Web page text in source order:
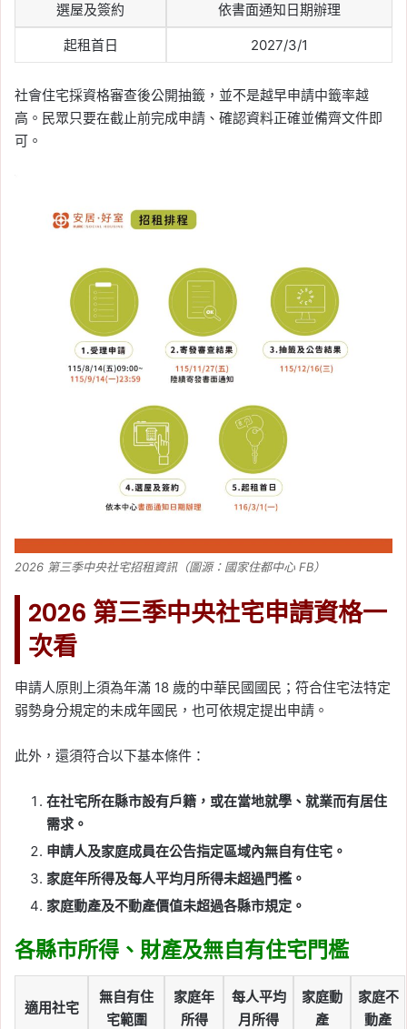
選屋及簽約 依書面通知日期辦理
起租首日 2027/3/1
社會住宅採資格審查後公開抽籤，並不是越早申請中籤率越
高。民眾只要在截止前完成申請、確認資料正確並備齊文件即
可。
2026 第三季中央社宅招租資訊（圖源：國家住都中心 FB）
2026 第三季中央社宅申請資格一
次看
申請人原則上須為年滿 18 歲的中華民國國民；符合住宅法特定
弱勢身分規定的未成年國民，也可依規定提出申請。
此外，還須符合以下基本條件：
在社宅所在縣市設有戶籍，或在當地就學、就業而有居住
需求。
申請人及家庭成員在公告指定區域內無自有住宅。
家庭年所得及每人平均月所得未超過門檻。
家庭動產及不動產價值未超過各縣市規定。
各縣市所得、財產及無自有住宅門檻
適用社宅
無自有住
宅範圍
家庭年
所得
每人平均
月所得
家庭動
產
家庭不
動產